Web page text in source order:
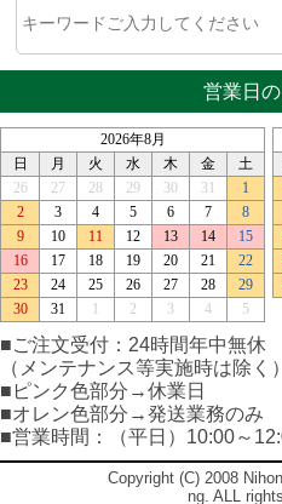
営業日
■ご注文受付：24時間年中無休
（メンテナンス等実施時は除く）
■ピンク色部分→休業日
■オレン色部分→発送業務のみ
■営業時間：（平日）10:00～
Copyright (C) 2008
ng. ALL